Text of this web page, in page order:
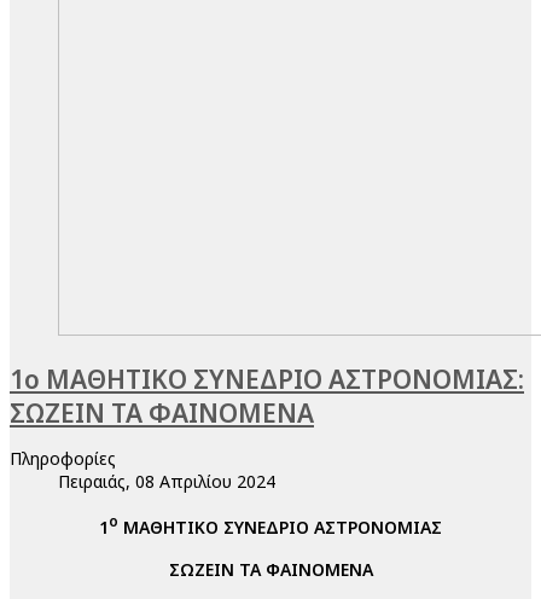
1ο ΜΑΘΗΤΙΚΟ ΣΥΝΕΔΡΙΟ ΑΣΤΡΟΝΟΜΙΑΣ:
ΣΩΖΕΙΝ ΤΑ ΦΑΙΝΟΜΕΝΑ
Πληροφορίες
Πειραιάς, 08 Απριλίου 2024
1 ο ΜΑΘΗΤΙΚΟ ΣΥΝΕΔΡΙΟ ΑΣΤΡΟΝΟΜΙΑΣ
ΣΩΖΕΙΝ ΤΑ ΦΑΙΝΟΜΕΝΑ